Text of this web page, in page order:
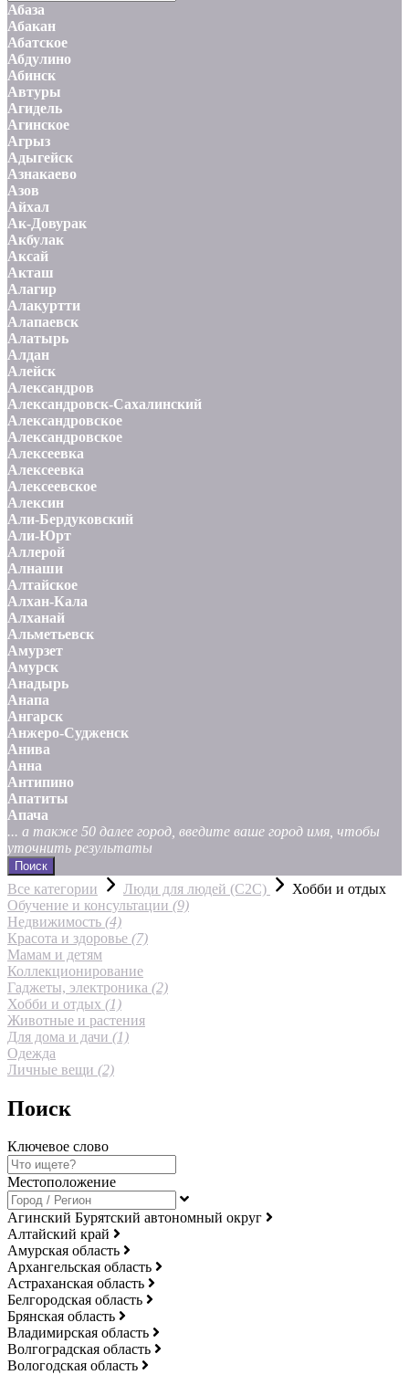
Абаза
Абакан
Абатское
Абдулино
Абинск
Автуры
Агидель
Агинское
Агрыз
Адыгейск
Азнакаево
Азов
Айхал
Ак-Довурак
Акбулак
Аксай
Акташ
Алагир
Алакуртти
Алапаевск
Алатырь
Алдан
Алейск
Александров
Александровск-Сахалинский
Александровское
Александровское
Алексеевка
Алексеевка
Алексеевское
Алексин
Али-Бердуковский
Али-Юрт
Аллерой
Алнаши
Алтайское
Алхан-Кала
Алханай
Альметьевск
Амурзет
Амурск
Анадырь
Анапа
Ангарск
Анжеро-Судженск
Анива
Анна
Антипино
Апатиты
Апача
... а также 50 далее город, введите ваше город имя, чтобы
уточнить результаты
Поиск
Все категории Люди для людей (С2С)
Хобби и отдых
Обучение и консультации (9)
Недвижимость (4)
Красота и здоровье (7)
Мамам и детям
Коллекционирование
Гаджеты, электроника (2)
Хобби и отдых (1)
Животные и растения
Для дома и дачи (1)
Одежда
Личные вещи (2)
Поиск
Ключевое слово
Местоположение
Агинский Бурятский автономный округ
Алтайский край
Амурская область
Архангельская область
Астраханская область
Белгородская область
Брянская область
Владимирская область
Волгоградская область
Вологодская область